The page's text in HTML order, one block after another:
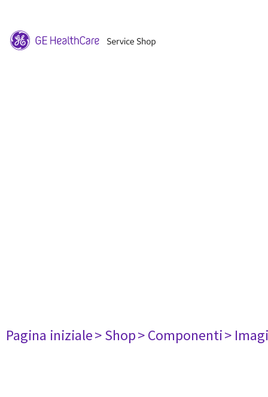
Pagina iniziale> Shop> Componenti>